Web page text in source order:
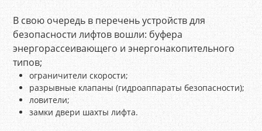
В свою очередь в перечень устройств для
безопасности лифтов вошли: буфера
энергорассеивающего и энергонакопительного
типов;
ограничители скорости;
разрывные клапаны (гидроаппараты безопасности);
ловители;
замки двери шахты лифта.